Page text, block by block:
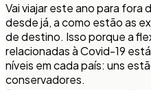
Vai viajar este ano para fora
desde já, a como estão as
de destino. Isso porque a
relacionadas à Covid-19
níveis em cada país: uns
conservadores.